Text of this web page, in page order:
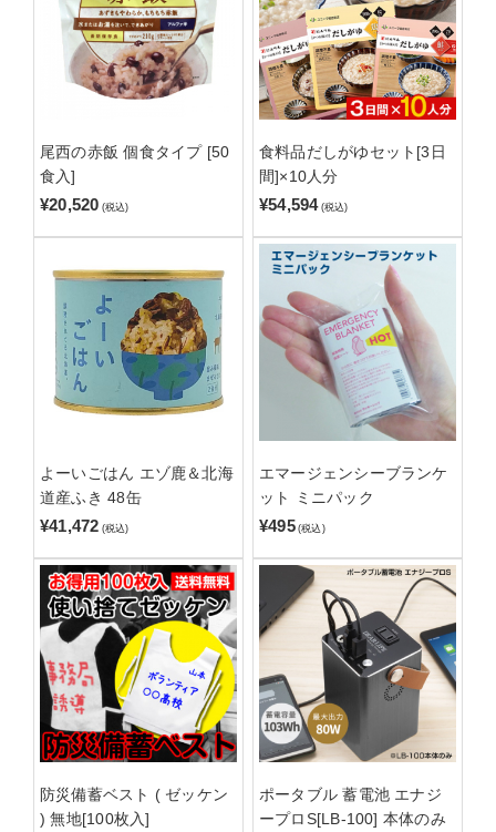
尾西の赤飯 個食タイプ [50
食入]
¥20,520 (税込)
食料品だしがゆセット[3日
間]×10人分
¥54,594 (税込)
よーいごはん エゾ鹿＆北海
道産ふき 48缶
¥41,472 (税込)
エマージェンシーブランケ
ット ミニパック
¥495 (税込)
防災備蓄ベスト ( ゼッケン
) 無地[100枚入]
ポータブル 蓄電池 エナジ
ープロS[LB-100] 本体のみ